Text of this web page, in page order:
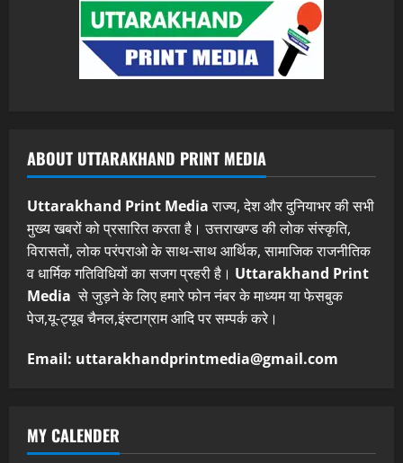
ABOUT UTTARAKHAND PRINT MEDIA
Uttarakhand Print Mediaराज्य, देश और दुनियाभर की सभी
मुख्य खबरों को प्रसारित करता है। उत्तराखण्ड की लोक संस्कृति,
विरासतों, लोक परंपराओ के साथ-साथ आर्थिक, सामाजिक राजनीतिक
व धार्मिक गतिविधियों का सजग प्रहरी है। Uttarakhand Print
Media से जुड़ने के लिए हमारे फोन नंबर के माध्यम या फेसबुक
पेज,यू-ट्यूब चैनल,इंस्टाग्राम आदि पर सम्पर्क करे।
Email: uttarakhandprintmedia@gmail.com
MY CALENDER